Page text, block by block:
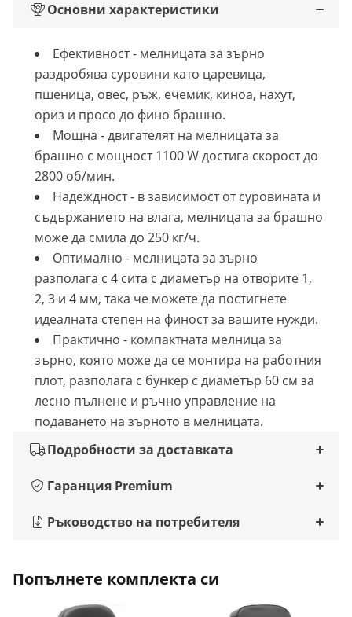
Основни характеристики
Ефективност - мелницата за зърно
раздробява суровини като царевица,
пшеница, овес, ръж, ечемик, киноа, нахут,
ориз и просо до фино брашно.
Мощна - двигателят на мелницата за
брашно с мощност 1100 W достига скорост до
2800 об/мин.
Надеждност - в зависимост от суровината и
съдържанието на влага, мелницата за брашно
може да смила до 250 кг/ч.
Оптимално - мелницата за зърно
разполага с 4 сита с диаметър на отворите 1,
2, 3 и 4 мм, така че можете да постигнете
идеалната степен на финост за вашите нужди.
Практично - компактната мелница за
зърно, която може да се монтира на работния
плот, разполага с бункер с диаметър 60 см за
лесно пълнене и ръчно управление на
подаването на зърното в мелницата.
Подробности за доставката
Гаранция Premium
Ръководство на потребителя
Попълнете комплекта си